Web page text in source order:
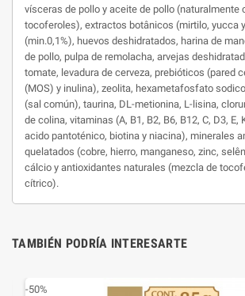
vísceras de pollo y aceite de pollo (naturalmente
tocoferoles), extractos botânicos (mirtilo, yucca
(min.0,1%), huevos deshidratados, harina de
de pollo, pulpa de remolacha, arvejas
tomate, levadura de cerveza, prebióticos (pared
(MOS) y inulina), zeolita, hexametafosfato
(sal común), taurina, DL-metionina, L-lisina,
de colina, vitaminas (A, B1, B2, B6, B12, C, D3, E,
acido pantoténico, biotina y niacina), minerales
quelatados (cobre, hierro, manganeso, zinc,
cálcio y antioxidantes naturales (mezcla de
cítrico).
TAMBIÉN PODRÍA INTERESARTE
-50%